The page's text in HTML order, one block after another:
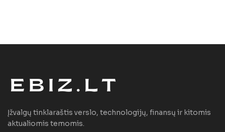
Įžvalgų tinklaraštis verslo, technologijų, finansų ir kitomis
aktualiomis temomis.